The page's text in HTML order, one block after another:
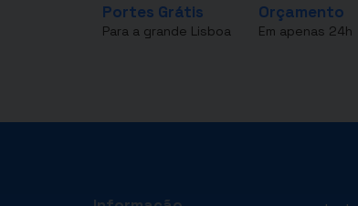
Portes Grátis
Para a grande Lisboa
Orçamento
Em apenas 24h